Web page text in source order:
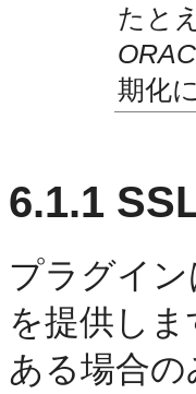
たと
期化
6.1.1
プラグイ
を提供し
ある場合